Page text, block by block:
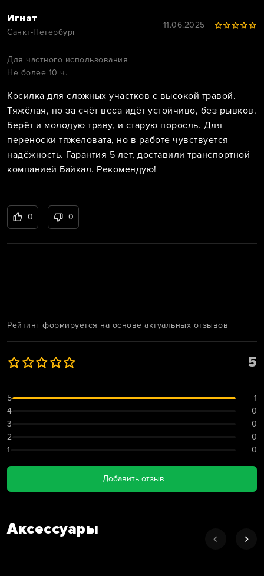
Игнат
Санкт-Петербург
11.06.2025
Для частного использования
Не более 10 ч.
Косилка для сложных участков с высокой травой.
Тяжёлая, но за счёт веса идёт устойчиво, без рывков.
Берёт и молодую траву, и старую поросль. Для
переноски тяжеловата, но в работе чувствуется
надёжность. Гарантия 5 лет, доставили транспортной
компанией Байкал. Рекомендую!
0 0
Рейтинг формируется на основе актуальных отзывов
5
5
1
4
0
3
0
2
0
1
0
Добавить отзыв
Аксессуары